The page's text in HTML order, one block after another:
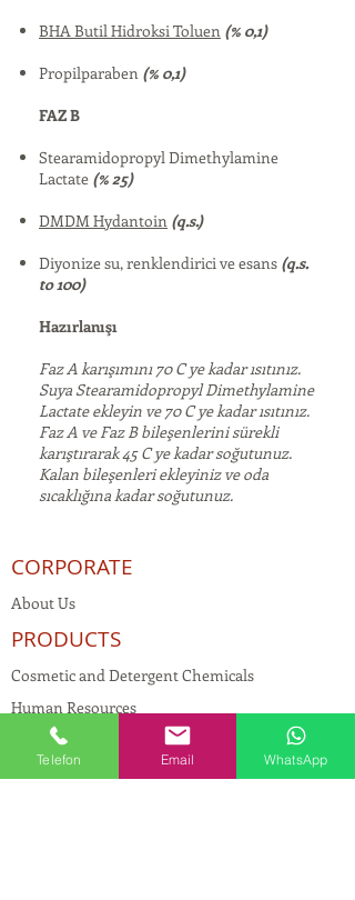
BHA Butil Hidroksi Toluen (% 0,1)
Propilparaben (% 0,1)
FAZ B
Stearamidopropyl Dimethylamine
Lactate (% 25)
DMDM Hydantoin (q.s.)
Diyonize su, renklendirici ve esans (q.s.
to 100)
Hazırlanışı
Faz A karışımını 70 C ye kadar ısıtınız.
Suya Stearamidopropyl Dimethylamine
Lactate ekleyin ve 70 C ye kadar ısıtınız.
Faz A ve Faz B bileşenlerini sürekli
karıştırarak 45 C ye kadar soğutunuz.
Kalan bileşenleri ekleyiniz ve oda
sıcaklığına kadar soğutunuz.
CORPORATE
About Us
PRODUCTS
Cosmetic and Detergent Chemicals
Human Resources
KVKK
Quality Policy
Telefon Email WhatsApp